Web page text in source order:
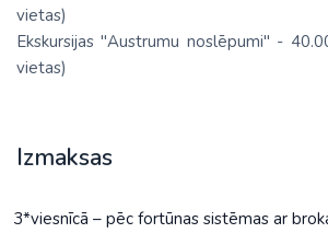
vietas)
Ekskursijas "Austrumu noslēpumi" -
vietas)
Izmaksas
3*viesnīcā – pēc fortūnas sistēmas ar